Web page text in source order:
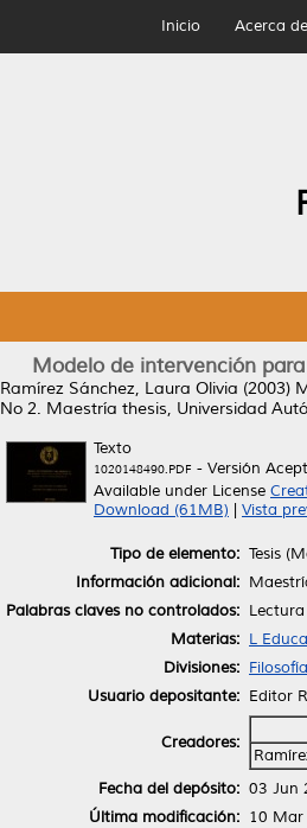
Inicio Acerca de
Modelo de intervención
Ramírez Sánchez, Laura Olivia (2003)
No 2. Maestría thesis, Universidad
Texto
1020148490.PDF - Versión
Available under License
Download (61MB)
Vista
Tipo de elemento: Tesis
Información adicional:
Palabras claves no controlados: Lectura
Materias: L
Divisiones:
Usuario depositante: Editor
Creadores:
Fecha del depósito: 03 Jun
Última modificación: 10 Mar